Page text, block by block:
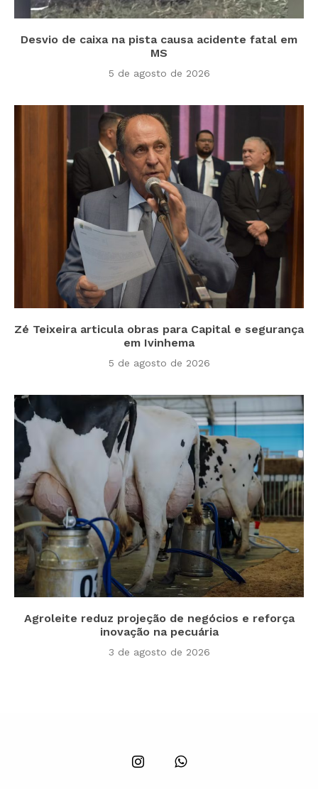
Desvio de caixa na pista causa acidente fatal em
MS
5 de agosto de 2026
Zé Teixeira articula obras para Capital e segurança
em Ivinhema
5 de agosto de 2026
Agroleite reduz projeção de negócios e reforça
inovação na pecuária
3 de agosto de 2026